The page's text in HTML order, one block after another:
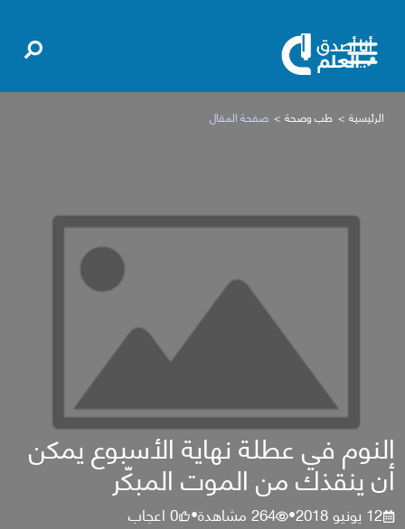
الرئيسية طب وصحة صفحة المقال
النوم في عطلة نهاية الأسبوع يمكن
أن ينقذك من الموت المبكّر
12 يونيو 2018 •
264مشاهدة•
0اعجاب